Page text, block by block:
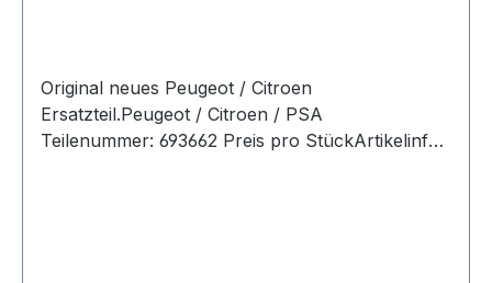
Original neues Peugeot / Citroen
Ersatzteil.Peugeot / Citroen / PSA
Teilenummer: 693662 Preis pro StückArtikelinfo: